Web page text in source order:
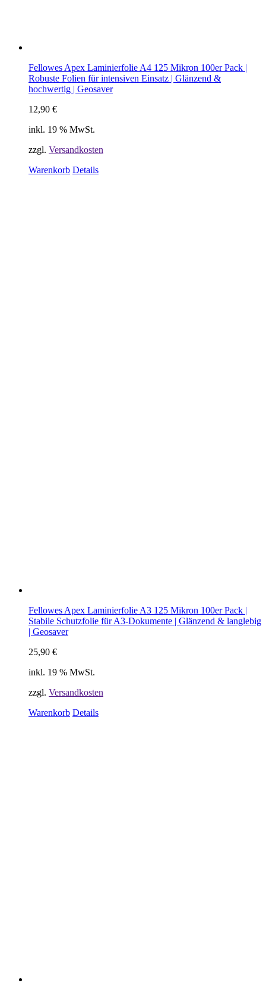
Fellowes Apex Laminierfolie A4 125 Mikron 100er Pack |
Robuste Folien für intensiven Einsatz | Glänzend &
hochwertig | Geosaver
12,90 €
inkl. 19 % MwSt.
zzgl. Versandkosten
Warenkorb Details
Fellowes Apex Laminierfolie A3 125 Mikron 100er Pack |
Stabile Schutzfolie für A3-Dokumente | Glänzend & langlebig
| Geosaver
25,90 €
inkl. 19 % MwSt.
zzgl. Versandkosten
Warenkorb Details